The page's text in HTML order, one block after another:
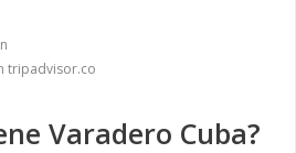
tripadvisor.co
Varadero Cuba?